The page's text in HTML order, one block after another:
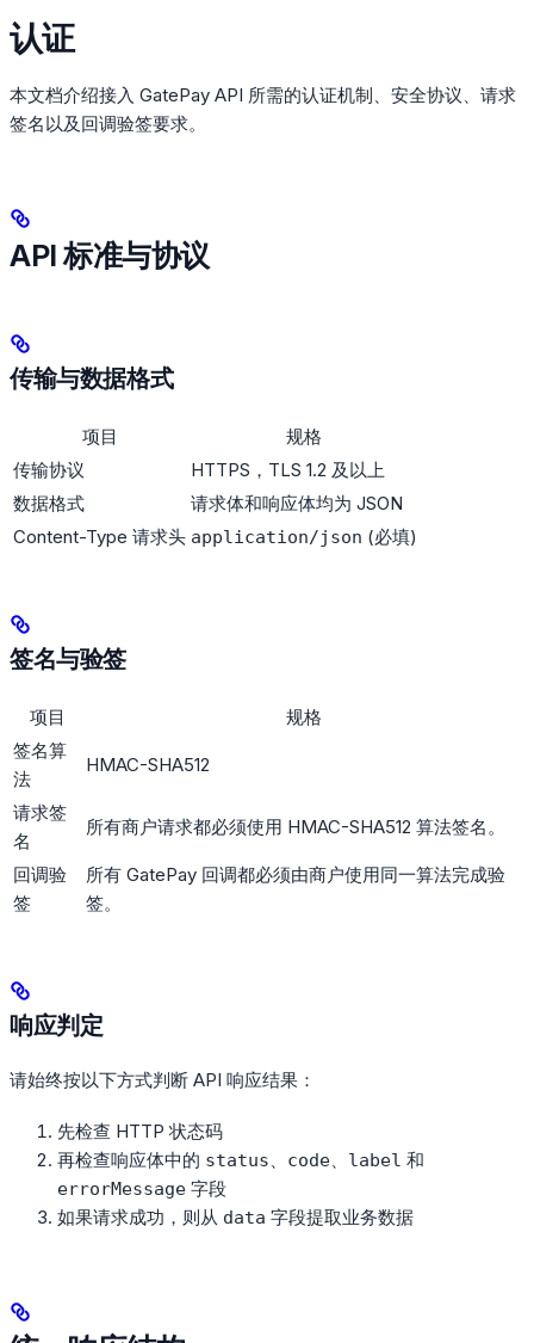
认证
本文档介绍接入 GatePay API 所需的认证机制、安全协议、请求
签名以及回调验签要求。
API 标准与协议
传输与数据格式
项目
规格
传输协议
HTTPS，TLS 1.2 及以上
数据格式
请求体和响应体均为 JSON
Content-Type 请求头 application/json (必填)
签名与验签
项目
规格
签名算
法
HMAC-SHA512
请求签
名
所有商户请求都必须使用 HMAC-SHA512 算法签名。
回调验
签
所有 GatePay 回调都必须由商户使用同一算法完成验
签。
响应判定
请始终按以下方式判断 API 响应结果：
先检查 HTTP 状态码
再检查响应体中的 status、 code、 label 和
errorMessage 字段
如果请求成功，则从 data 字段提取业务数据